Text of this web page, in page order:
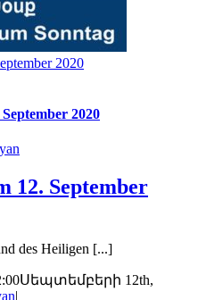
2020
2020
12. September
des Heiligen [...]
Սեպտեմբերի 12th,
|